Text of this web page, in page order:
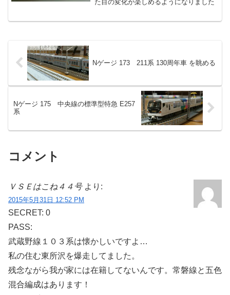
た目の変化が楽しめるようになりました
Nゲージ 173 211系 130周年車 を眺める
Nゲージ 175 中央線の標準型特急 E257
系
コメント
ＶＳＥはこね４４号 より:
2015年5月31日 12:52 PM
SECRET: 0
PASS:
武蔵野線１０３系は懐かしいですよ…
私の住む東所沢を爆走してました。
残念ながら我が家には在籍してないんです。常磐線と五色
混合編成はあります！